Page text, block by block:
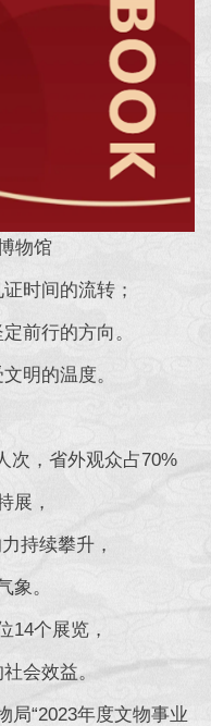
物馆
时间的流转；
前行的方向。
明的温度。
次，省外观众占70%
展，
持续攀升，
象。
14个展览，
会效益。
局“2023年度文物事业